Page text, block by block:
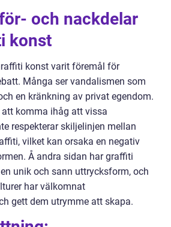
och nackdelar
konst
konst varit föremål för
Många ser vandalismen som
en kränkning av privat egendom.
komma ihåg att vissa
respekterar skiljelinjen mellan
vilket kan orsaka en negativ
Å andra sidan har graffiti
unik och sann uttrycksform, och
har välkomnat
gett dem utrymme att skapa.